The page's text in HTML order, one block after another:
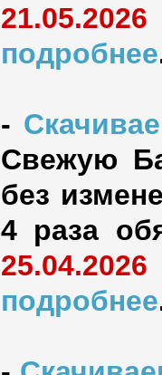
21.05.2026
подробнее
-
Свежую
без
4 раза
25.04.2026
подробнее